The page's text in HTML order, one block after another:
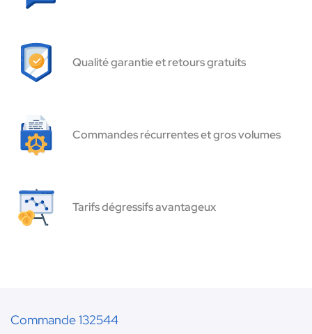
Qualité garantie et retours gratuits
Commandes récurrentes et gros volumes
Tarifs dégressifs avantageux
Commande 132544